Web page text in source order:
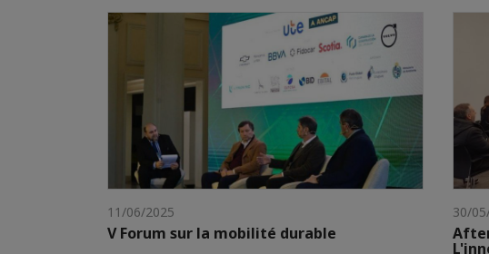
11/06/2025
V Forum sur la mobilité durable
30/